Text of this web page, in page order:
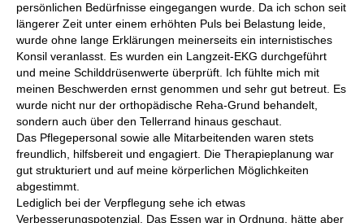
persönlichen Bedürfnisse eingegangen wurde. Da ich schon seit
längerer Zeit unter einem erhöhten Puls bei Belastung leide,
wurde ohne lange Erklärungen meinerseits ein internistisches
Konsil veranlasst. Es wurden ein Langzeit-EKG durchgeführt
und meine Schilddrüsenwerte überprüft. Ich fühlte mich mit
meinen Beschwerden ernst genommen und sehr gut betreut. Es
wurde nicht nur der orthopädische Reha-Grund behandelt,
sondern auch über den Tellerrand hinaus geschaut.
Das Pflegepersonal sowie alle Mitarbeitenden waren stets
freundlich, hilfsbereit und engagiert. Die Therapieplanung war
gut strukturiert und auf meine körperlichen Möglichkeiten
abgestimmt.
Lediglich bei der Verpflegung sehe ich etwas
Verbesserungspotenzial. Das Essen war in Ordnung, hätte aber